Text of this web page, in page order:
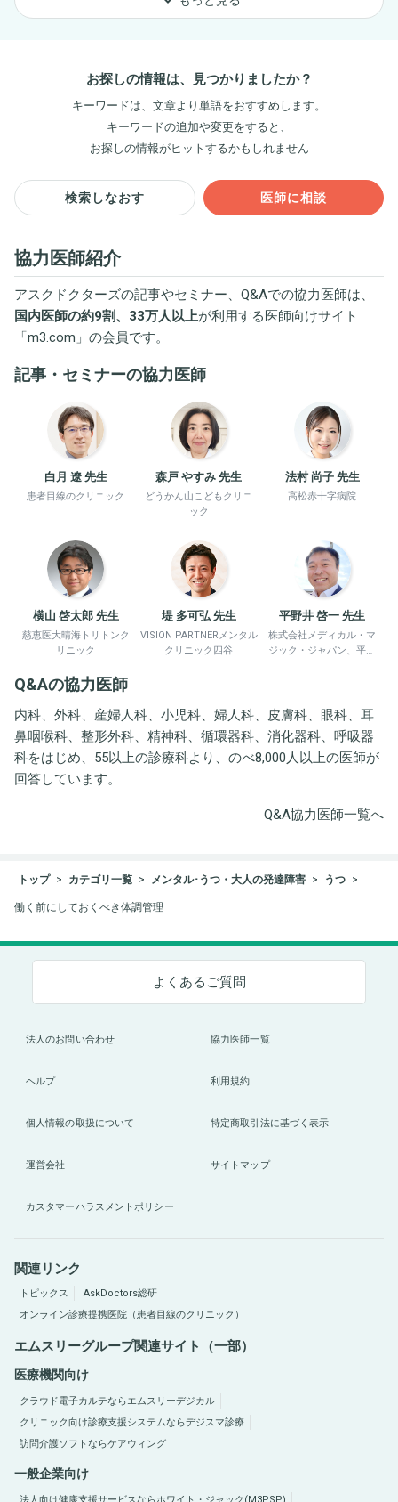
お探しの情報は、見つかりましたか？
キーワードは、文章より単語をおすすめします。
キーワードの追加や変更をすると、
お探しの情報がヒットするかもしれません
検索しなおす 医師に相談
協力医師紹介
アスクドクターズの記事やセミナー、Q&Aでの協力医師は、
国内医師の約9割、33万人以上が利用する医師向けサイト
「m3.com 」の会員です。
記事・セミナーの協力医師
白月 遼 先生
患者目線のクリニック
森戸 やすみ 先生
どうかん山こどもクリニ
ック
法村 尚子 先生
高松赤十字病院
横山 啓太郎 先生
慈恵医大晴海トリトンク
リニック
堤 多可弘 先生
VISION PARTNERメンタル
クリニック四谷
平野井 啓一 先生
株式会社メディカル・マ
ジック・ジャパン、平野
Q&Aの協力医師
内科、外科、産婦人科、小児科、婦人科、皮膚科、眼科、耳
鼻咽喉科、整形外科、精神科、循環器科、消化器科、呼吸器
科をはじめ、55以上の診療科より、のべ8,000人以上の医師が
回答しています。
Q&A協力医師一覧へ
トップ カテゴリ一覧 メンタル･うつ・大人の発達障害 うつ
働く前にしておくべき体調管理
よくあるご質問
法人のお問い合わせ 協力医師一覧
ヘルプ 利用規約
個人情報の取扱について 特定商取引法に基づく表示
運営会社 サイトマップ
カスタマーハラスメントポリシー
関連リンク
トピックス
AskDoctors総研
オンライン診療提携医院（患者目線のクリニック）
エムスリーグループ関連サイト（一部）
医療機関向け
クラウド電子カルテならエムスリーデジカル
クリニック向け診療支援システムならデジスマ診療
訪問介護ソフトならケアウィング
一般企業向け